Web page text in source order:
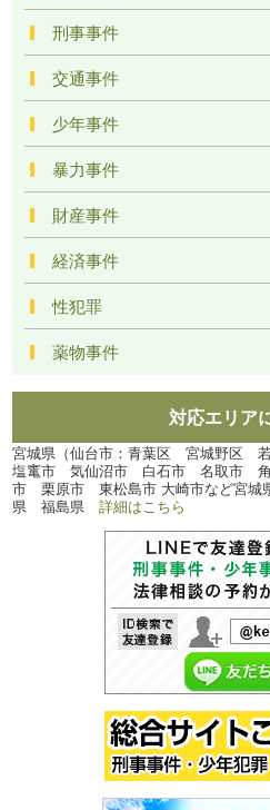
刑事事件
交通事件
少年事件
暴力事件
財産事件
経済事件
性犯罪
薬物事件
対応エリア
宮城県（仙台市：青葉区 宮城野
塩竃市 気仙沼市 白石市 名取市
市 栗原市 東松島市 大崎市など宮
県 福島県詳細はこちら